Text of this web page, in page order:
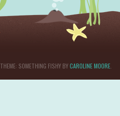
THEME: SOMETHING FISHY BYCAROLINE MOORE